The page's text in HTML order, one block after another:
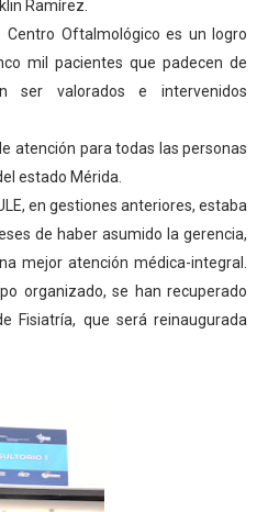
el taller vacacional de
la Semana Mundial de la
Ríe 2026" brinda
a diversos clubes deportivos
autogobierno en Mérida con
espacios del OAN para la
Ramírez.
Centro Oftalmológico es un logro
mil pacientes que padecen de
ser valorados e intervenidos
atención para todas las personas
estado Mérida.
en gestiones anteriores, estaba
de haber asumido la gerencia,
mejor atención médica-integral.
organizado, se han recuperado
Fisiatría, que será reinaugurada